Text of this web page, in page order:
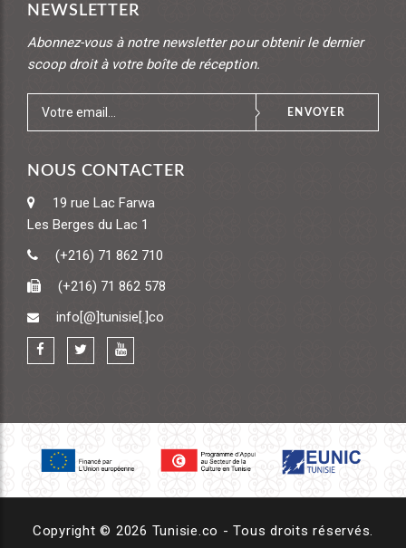
NEWSLETTER
Abonnez-vous à notre newsletter pour obtenir le dernier
scoop droit à votre boîte de réception.
ENVOYER
NOUS CONTACTER
19 rue Lac Farwa
Les Berges du Lac 1
(+216) 71 862 710
(+216) 71 862 578
info[@]tunisie[.]co
Copyright © 2026 Tunisie.co - Tous droits réservés.